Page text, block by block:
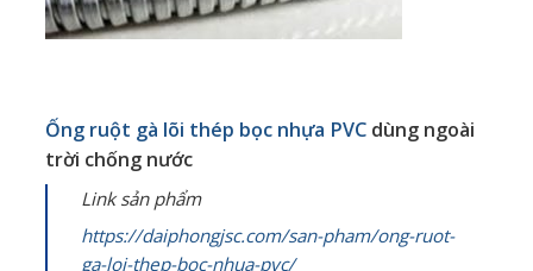
Ống ruột gà lõi thép bọc nhựa PVCdùng ngoài
trời chống nước
Link sản phẩm
https://daiphongjsc.com/san-pham/ong-ruot-
ga-loi-thep-boc-nhua-pvc/